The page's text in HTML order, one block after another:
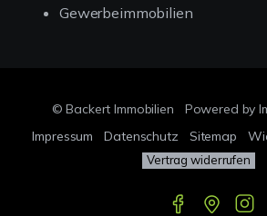
Gewerbeimmobilien
© Backert Immobilien
Powered by
Impressum
Datenschutz Sitemap
Vertrag widerrufen